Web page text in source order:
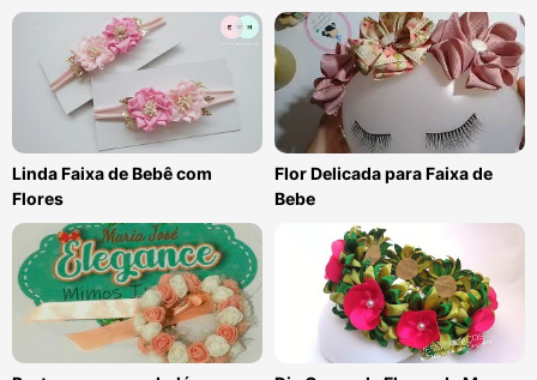
Linda Faixa de Bebê com
Flores
Flor Delicada para Faixa de
Bebe